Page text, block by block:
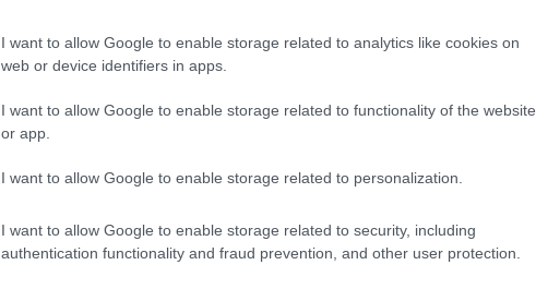
I want to allow Google to enable storage related to analytics like cookies on
web or device identifiers in apps.
I want to allow Google to enable storage related to functionality of the website
or app.
I want to allow Google to enable storage related to personalization.
I want to allow Google to enable storage related to security, including
authentication functionality and fraud prevention, and other user protection.